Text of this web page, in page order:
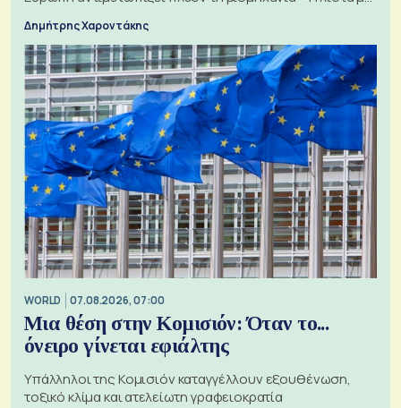
Δημήτρης Χαροντάκης
WORLD 07.08.2026, 07:00
Μια θέση στην Κομισιόν: Όταν το...
όνειρο γίνεται εφιάλτης
Υπάλληλοι της Κομισιόν καταγγέλλουν εξουθένωση,
τοξικό κλίμα και ατελείωτη γραφειοκρατία